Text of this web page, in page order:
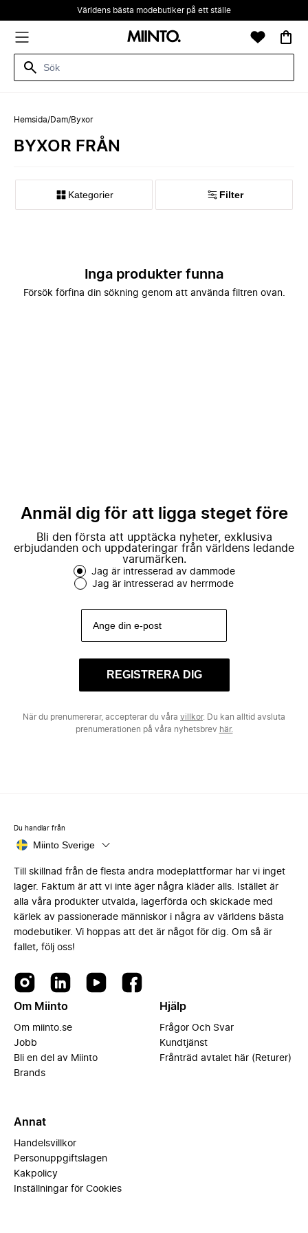
Världens bästa modebutiker på ett ställe
Hemsida/Dam/Byxor
BYXOR FRÅN
Kategorier Filter
Inga produkter funna
Försök förfina din sökning genom att använda filtren ovan.
Anmäl dig för att ligga steget före
Bli den första att upptäcka nyheter, exklusiva
erbjudanden och uppdateringar från världens ledande
varumärken.
Jag är intresserad av dammode
Jag är intresserad av herrmode
REGISTRERA DIG
När du prenumererar, accepterar du våra villkor. Du kan alltid avsluta
prenumerationen på våra nyhetsbrev här.
Du handlar från
Miinto Sverige
Till skillnad från de flesta andra modeplattformar har vi inget
lager. Faktum är att vi inte äger några kläder alls. Istället är
alla våra produkter utvalda, lagerförda och skickade med
kärlek av passionerade människor i några av världens bästa
modebutiker. Vi hoppas att det är något för dig. Om så är
fallet, följ oss!
Om Miinto
Om miinto.se
Jobb
Bli en del av Miinto
Brands
Hjälp
Frågor Och Svar
Kundtjänst
Frånträd avtalet här (Returer)
Annat
Handelsvillkor
Personuppgiftslagen
Kakpolicy
Inställningar för Cookies